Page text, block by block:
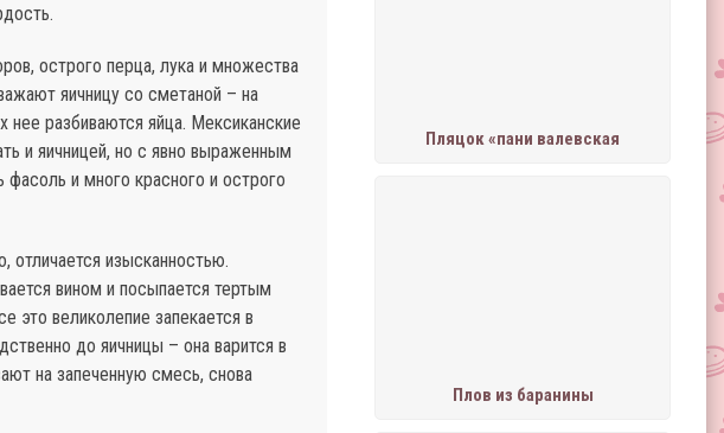
Пляцок «пани валевская
Плов из баранины
острого перца, лука и множества
яичницу со сметаной – на
нее разбиваются яйца. Мексиканские
и яичницей, но с явно выраженным
и много красного и острого
отличается изысканностью.
вином и посыпается тертым
великолепие запекается в
до яичницы – она варится в
на запеченную смесь, снова